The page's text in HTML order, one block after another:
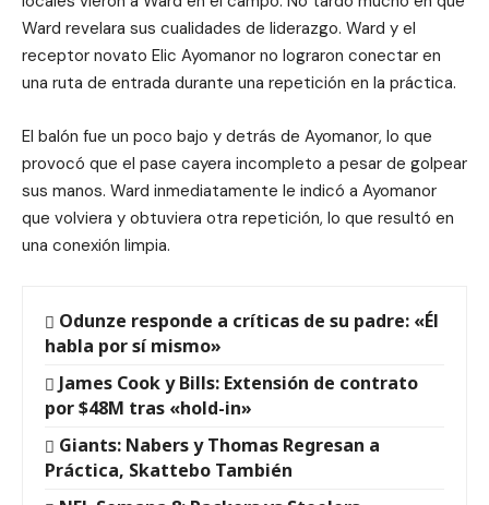
Ward revelara sus cualidades de liderazgo. Ward y el
receptor novato Elic Ayomanor no lograron conectar en
una ruta de entrada durante una repetición en la práctica.
El balón fue un poco bajo y detrás de Ayomanor, lo que
provocó que el pase cayera incompleto a pesar de golpear
sus manos. Ward inmediatamente le indicó a Ayomanor
que volviera y obtuviera otra repetición, lo que resultó en
una conexión limpia.
Odunze responde a críticas de su padre: «Él
habla por sí mismo»
James Cook y Bills: Extensión de contrato
por $48M tras «hold-in»
Giants: Nabers y Thomas Regresan a
Práctica, Skattebo También